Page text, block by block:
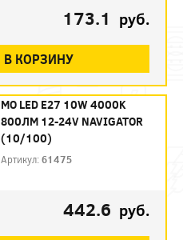
173.1 руб.
В КОРЗИНУ
МО LED E27 10W 4000K
800ЛМ 12-24V NAVIGATOR
(10/100)
Артикул:61475
442.6 руб.